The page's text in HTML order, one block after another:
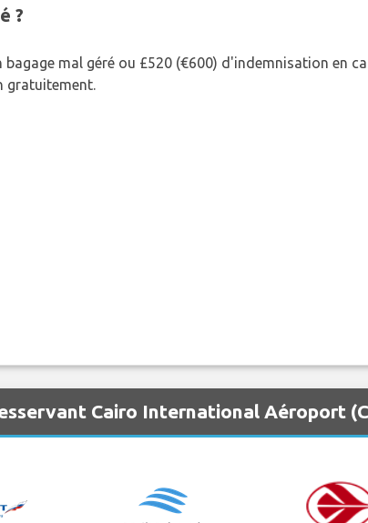
?
bagage mal géré ou £520 (€600) d'indemnisation en
gratuitement.
Cairo International Aéroport